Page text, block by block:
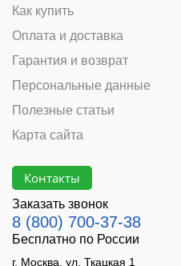
Как купить
Оплата и доставка
Гарантия и возврат
Персональные данные
Полезные статьи
Карта сайта
Контакты
Заказать звонок
8 (800) 700-37-38
Бесплатно по России
г. Москва, ул. Ткацкая 1